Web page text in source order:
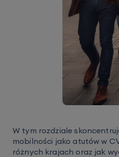
W tym rozdziale
mobilności jako atutów w
różnych krajach oraz jak